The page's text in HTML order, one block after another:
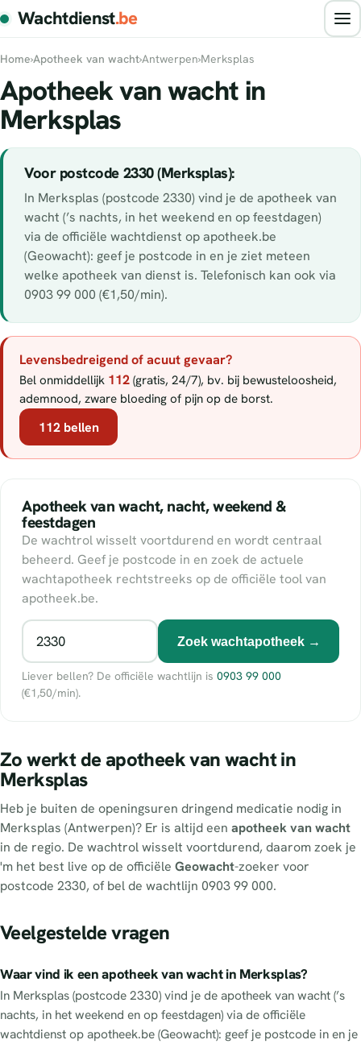
Wachtdienst.be
Home›Apotheek van wacht›Antwerpen›Merksplas
Apotheek van wacht in
Merksplas
Voor postcode 2330 (Merksplas):
In Merksplas (postcode 2330) vind je de apotheek van
wacht (’s nachts, in het weekend en op feestdagen)
via de officiële wachtdienst op apotheek.be
(Geowacht): geef je postcode in en je ziet meteen
welke apotheek van dienst is. Telefonisch kan ook via
0903 99 000 (€1,50/min).
Levensbedreigend of acuut gevaar?
Bel onmiddellijk 112 (gratis, 24/7), bv. bij bewusteloosheid,
ademnood, zware bloeding of pijn op de borst.
112 bellen
Apotheek van wacht, nacht, weekend &
feestdagen
De wachtrol wisselt voortdurend en wordt centraal
beheerd. Geef je postcode in en zoek de actuele
wachtapotheek rechtstreeks op de officiële tool van
apotheek.be.
Zoek wachtapotheek →
Liever bellen? De officiële wachtlijn is 0903 99 000
(€1,50/min).
Zo werkt de apotheek van wacht in
Merksplas
Heb je buiten de openingsuren dringend medicatie nodig in
Merksplas (Antwerpen)? Er is altijd een apotheek van wacht
in de regio. De wachtrol wisselt voortdurend, daarom zoek je
'm het best live op de officiële Geowacht-zoeker voor
postcode 2330, of bel de wachtlijn 0903 99 000.
Veelgestelde vragen
Waar vind ik een apotheek van wacht in Merksplas?
In Merksplas (postcode 2330) vind je de apotheek van wacht (’s
nachts, in het weekend en op feestdagen) via de officiële
wachtdienst op apotheek.be (Geowacht): geef je postcode in en je